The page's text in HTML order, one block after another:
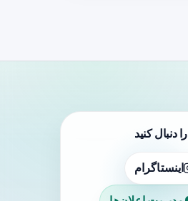
دنبال کنید
اینستاگرام